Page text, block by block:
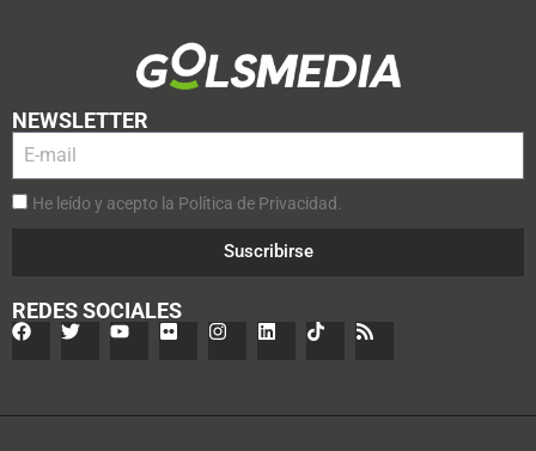
NEWSLETTER
He leído y acepto la Política de Privacidad.
Suscribirse
REDES SOCIALES